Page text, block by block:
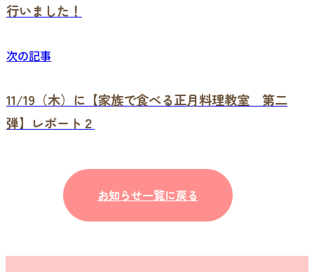
行いました！
次の記事
11/19（木）に【家族で食べる正月料理教室 第二
弾】レポート２
お知らせ一覧に戻る